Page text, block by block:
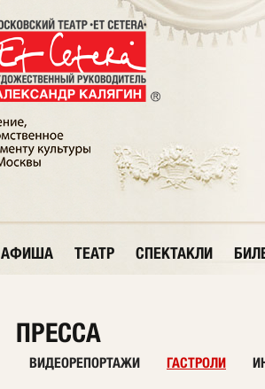
АФИША ТЕАТР СПЕКТАКЛИ
ПРЕССА
ВИДЕОРЕПОРТАЖИ ГАСТРОЛИ